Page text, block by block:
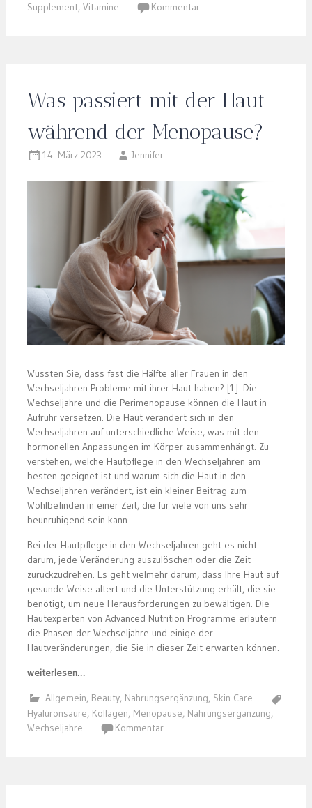
Supplement, Vitamine Kommentar
Was passiert mit der Haut
während der Menopause?
14. März 2023 Jennifer
Wussten Sie, dass fast die Hälfte aller Frauen in den
Wechseljahren Probleme mit ihrer Haut haben? [1]. Die
Wechseljahre und die Perimenopause können die Haut in
Aufruhr versetzen. Die Haut verändert sich in den
Wechseljahren auf unterschiedliche Weise, was mit den
hormonellen Anpassungen im Körper zusammenhängt. Zu
verstehen, welche Hautpflege in den Wechseljahren am
besten geeignet ist und warum sich die Haut in den
Wechseljahren verändert, ist ein kleiner Beitrag zum
Wohlbefinden in einer Zeit, die für viele von uns sehr
beunruhigend sein kann.
Bei der Hautpflege in den Wechseljahren geht es nicht
darum, jede Veränderung auszulöschen oder die Zeit
zurückzudrehen. Es geht vielmehr darum, dass Ihre Haut auf
gesunde Weise altert und die Unterstützung erhält, die sie
benötigt, um neue Herausforderungen zu bewältigen. Die
Hautexperten von Advanced Nutrition Programme erläutern
die Phasen der Wechseljahre und einige der
Hautveränderungen, die Sie in dieser Zeit erwarten können.
weiterlesen…
Allgemein, Beauty, Nahrungsergänzung, Skin Care
Hyaluronsäure, Kollagen, Menopause, Nahrungsergänzung,
Wechseljahre
Kommentar